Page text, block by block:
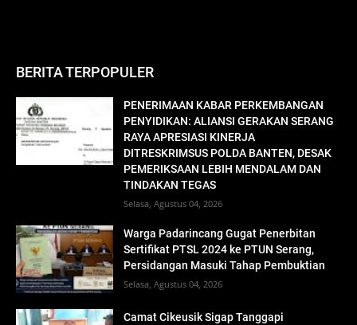
BERITA TERPOPULER
PENERIMAAN KABAR PERKEMBANGAN
PENYIDIKAN: ALIANSI GERAKAN SERANG
RAYA APRESIASI KINERJA
DITRESKRIMSUS POLDA BANTEN, DESAK
PEMERIKSAAN LEBIH MENDALAM DAN
TINDAKAN TEGAS
Selasa, Agustus 04, 2026
Warga Padarincang Gugat Penerbitan
Sertifikat PTSL 2024 ke PTUN Serang,
Persidangan Masuki Tahap Pembuktian
Selasa, Agustus 04, 2026
Camat Cikeusik Sigap Tanggapi